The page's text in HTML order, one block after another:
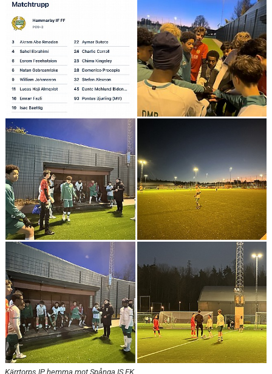
Kärrtorps IP, hemma mot Spånga IS FK